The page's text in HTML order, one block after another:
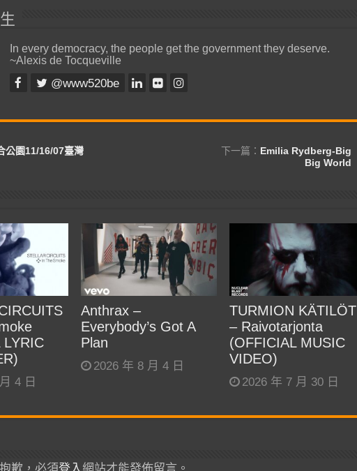
In every democracy, the people get the government they deserve.
~Alexis de Tocqueville
@www520be
公園11/16/07臺灣
下一篇： Emilia Rydberg-Big
Big World
LYRIC
4 日
Anthrax –
Everybody’s Got A
Plan
2026 年 8 月 4 日
TURMION KÄTILÖT
– Raivotarjonta
(OFFICIAL MUSIC
VIDEO)
2026 年 7 月 30 日